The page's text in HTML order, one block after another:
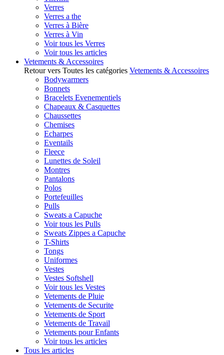
Verres
Verres a the
Verres à Bière
Verres à Vin
Voir tous les Verres
Voir tous les articles
Vetements & Accessoires
Retour vers Toutes les catégories Vetements & Accessoires
Bodywarmers
Bonnets
Bracelets Evenementiels
Chapeaux & Casquettes
Chaussettes
Chemises
Echarpes
Eventails
Fleece
Lunettes de Soleil
Montres
Pantalons
Polos
Portefeuilles
Pulls
Sweats a Capuche
Voir tous les Pulls
Sweats Zippes a Capuche
T-Shirts
Tongs
Uniformes
Vestes
Vestes Softshell
Voir tous les Vestes
Vetements de Pluie
Vetements de Securite
Vetements de Sport
Vetements de Travail
Vetements pour Enfants
Voir tous les articles
Tous les articles